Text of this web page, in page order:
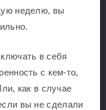
неделю, вы
в себя
с кем-то,
как в случае
вы не сделали